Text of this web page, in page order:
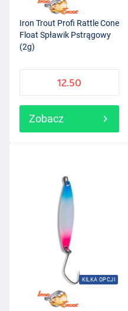
Iron Trout Profi Rattle Cone
Float Spławik Pstrągowy
(2g)
12.50
Zobacz
KILKA OPCJI